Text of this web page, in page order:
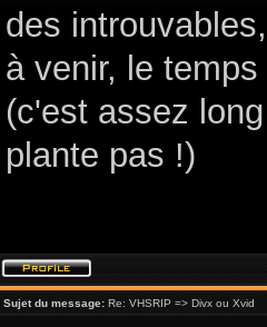
des
à venir, le
(c'est assez
plante pas !)
Sujet du message: Re: VHSRIP => Divx ou Xvid